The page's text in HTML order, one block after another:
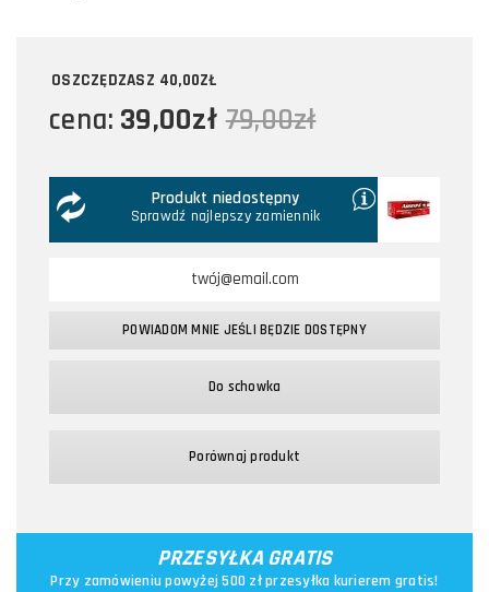
OSZCZĘDZASZ 40,00ZŁ
cena: 39,00zł 79,00zł
Produkt niedostępny
Sprawdź najlepszy zamiennik
POWIADOM MNIE JEŚLI BĘDZIE DOSTĘPNY
Do schowka
Porównaj produkt
PRZESYŁKA GRATIS
Przy zamówieniu powyżej 500 zł przesyłka kurierem gratis!